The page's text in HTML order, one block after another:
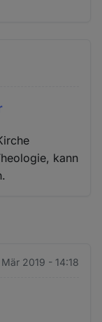
kann
Mär 2019 - 14:18